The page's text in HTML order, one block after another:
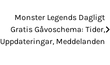
Monster Legends Dagligt
Gratis Gåvoschema: Tider,
Uppdateringar, Meddelanden